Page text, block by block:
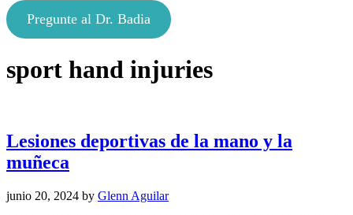
Pregunte al Dr. Badia
sport hand injuries
Lesiones deportivas de la mano y la
muñeca
junio 20, 2024 by Glenn Aguilar